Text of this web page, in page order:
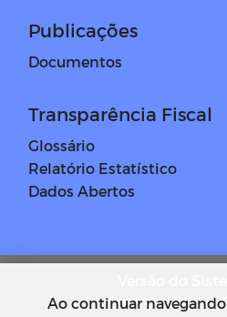
Publicações
Documentos
Transparência Fiscal
Glossário
Relatório Estatístico
Dados Abertos
Data da Versão:
Ao continuar